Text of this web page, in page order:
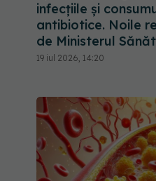
infecțiile și
antibiotice. Noile
de Ministerul
19 iul 2026, 14:20